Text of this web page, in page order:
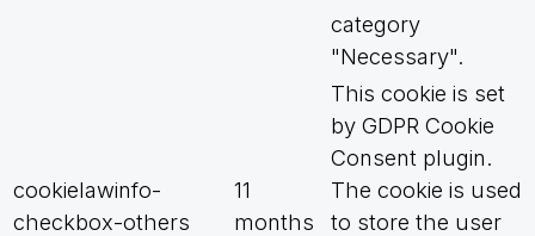
category
"Necessary".
cookielawinfo-
checkbox-others
11
months
This cookie is set
by GDPR Cookie
Consent plugin.
The cookie is used
to store the user